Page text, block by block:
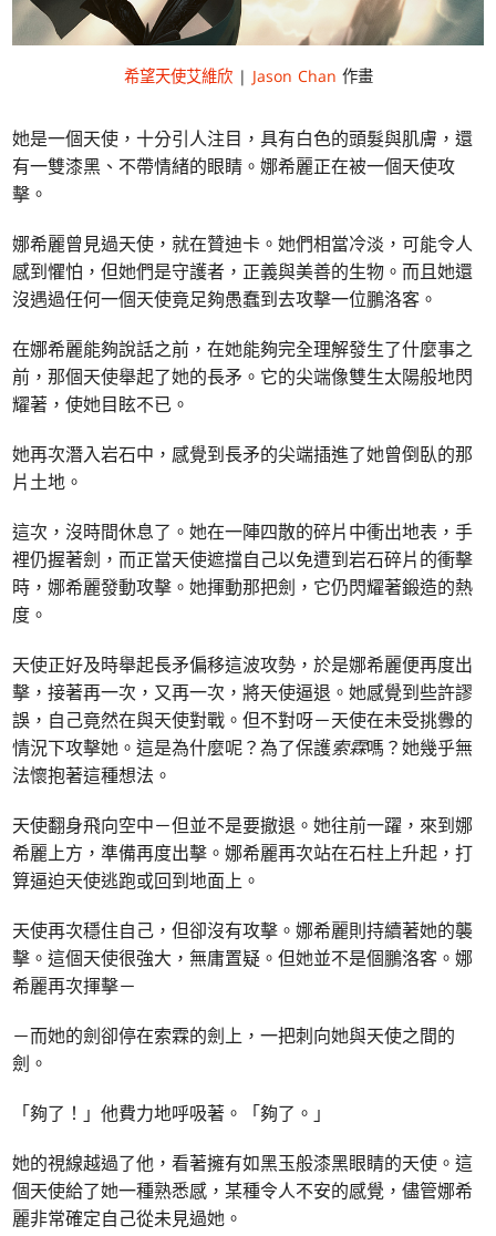
希望天使艾維欣| Jason Chan 作畫
她是一個天使，十分引人注目，具有白色的頭髮與肌膚，還
有一雙漆黑、不帶情緒的眼睛。娜希麗正在被一個天使攻
擊。
娜希麗曾見過天使，就在贊迪卡。她們相當冷淡，可能令人
感到懼怕，但她們是守護者，正義與美善的生物。而且她還
沒遇過任何一個天使竟足夠愚蠢到去攻擊一位鵬洛客。
在娜希麗能夠說話之前，在她能夠完全理解發生了什麼事之
前，那個天使舉起了她的長矛。它的尖端像雙生太陽般地閃
耀著，使她目眩不已。
她再次潛入岩石中，感覺到長矛的尖端插進了她曾倒臥的那
片土地。
這次，沒時間休息了。她在一陣四散的碎片中衝出地表，手
裡仍握著劍，而正當天使遮擋自己以免遭到岩石碎片的衝擊
時，娜希麗發動攻擊。她揮動那把劍，它仍閃耀著鍛造的熱
度。
天使正好及時舉起長矛偏移這波攻勢，於是娜希麗便再度出
擊，接著再一次，又再一次，將天使逼退。她感覺到些許謬
誤，自己竟然在與天使對戰。但不對呀－天使在未受挑釁的
情況下攻擊她。這是為什麼呢？為了保護索霖嗎？她幾乎無
法懷抱著這種想法。
天使翻身飛向空中－但並不是要撤退。她往前一躍，來到娜
希麗上方，準備再度出擊。娜希麗再次站在石柱上升起，打
算逼迫天使逃跑或回到地面上。
天使再次穩住自己，但卻沒有攻擊。娜希麗則持續著她的襲
擊。這個天使很強大，無庸置疑。但她並不是個鵬洛客。娜
希麗再次揮擊－
－而她的劍卻停在索霖的劍上，一把刺向她與天使之間的
劍。
「夠了！」他費力地呼吸著。「夠了。」
她的視線越過了他，看著擁有如黑玉般漆黑眼睛的天使。這
個天使給了她一種熟悉感，某種令人不安的感覺，儘管娜希
麗非常確定自己從未見過她。